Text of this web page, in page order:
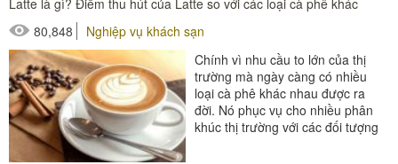
#đồ dùng phòng tắm
80,848
Nghiệp vụ khách sạn
Chính vì nhu cầu to lớn của thị
trường mà ngày càng có nhiều
loại cà phê khác nhau được ra
đời. Nó phục vụ cho nhiều phân
khúc thị trường với các đối tượng